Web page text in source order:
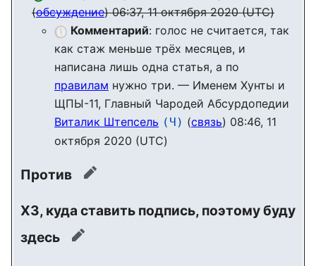
(обсуждение) 06:37, 11 октября 2020 (UTC)
Комментарий: голос не считается, так
как стаж меньше трёх месяцев, и
написана лишь одна статья, а по
правилам нужно три. — Именем Хунты и
ЩПЫ-11, Главный Чародей Абсурдопедии
Виталик Штепсель (Ч) (связь) 08:46, 11
октября 2020 (UTC)
Против править
ХЗ, куда ставить подпись, поэтому буду
здесь
править